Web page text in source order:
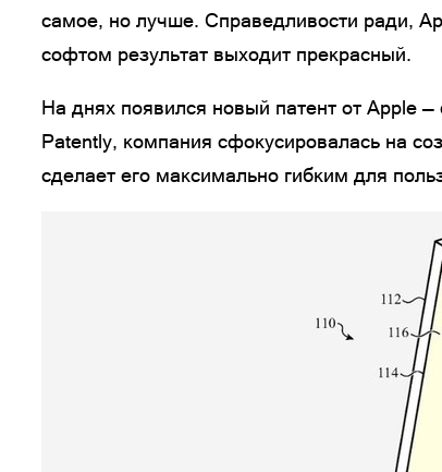
самое, но лучше. Справедливости ради,
софтом результат выходит прекрасный.
На днях появился новый патент от Apple
Patently, компания сфокусировалась на
сделает его максимально гибким для